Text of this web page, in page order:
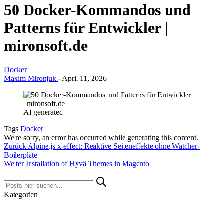
50 Docker-Kommandos und
Patterns für Entwickler |
mironsoft.de
Docker
Maxim Mironjuk - April 11, 2026
AI generated
Tags Docker
We're sorry, an error has occurred while generating this content.
Zurück Alpine.js x-effect: Reaktive Seiteneffekte ohne Watcher-
Boilerplate
Weiter Installation of Hyvä Themes in Magento
Kategorien